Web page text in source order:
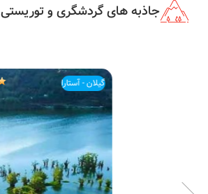
جاذبه های گردشگری و توریستی
گیلان - آستارا